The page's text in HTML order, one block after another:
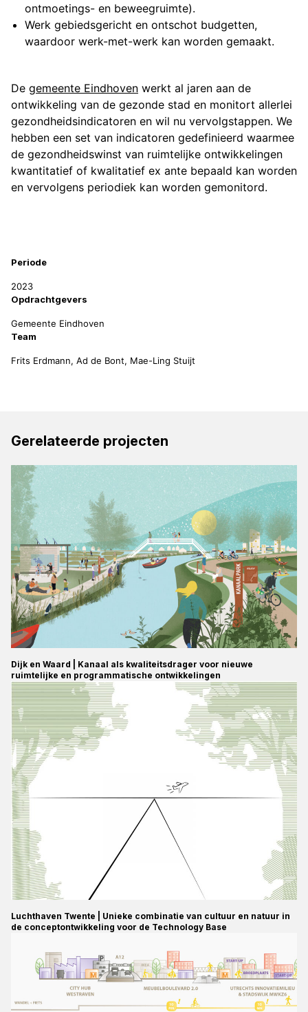
ontmoetings- en beweegruimte).
Werk gebiedsgericht en ontschot budgetten,
waardoor werk-met-werk kan worden gemaakt.
De gemeente Eindhoven werkt al jaren aan de
ontwikkeling van de gezonde stad en monitort allerlei
gezondheidsindicatoren en wil nu vervolgstappen. We
hebben een set van indicatoren gedefinieerd waarmee
de gezondheidswinst van ruimtelijke ontwikkelingen
kwantitatief of kwalitatief ex ante bepaald kan worden
en vervolgens periodiek kan worden gemonitord.
Periode
2023
Opdrachtgevers
Gemeente Eindhoven
Team
Frits Erdmann, Ad de Bont, Mae-Ling Stuijt
Gerelateerde projecten
Dijk en Waard | Kanaal als kwaliteitsdrager voor nieuwe
ruimtelijke en programmatische ontwikkelingen
Luchthaven Twente | Unieke combinatie van cultuur en natuur in
de conceptontwikkeling voor de Technology Base